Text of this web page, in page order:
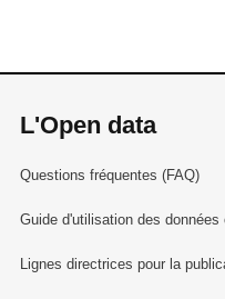
L'Open data
Questions fréquentes (FAQ)
Guide d'utilisation des données
Lignes directrices pour la